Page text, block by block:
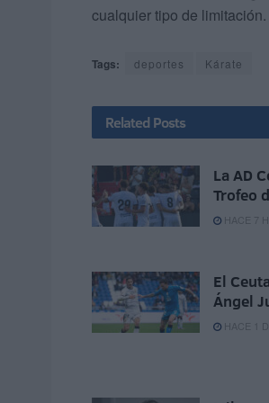
cualquier tipo de limitación.
Tags: deportes Kárate
Related Posts
La AD
Trofeo
HACE 7
El
Ángel
HACE 1